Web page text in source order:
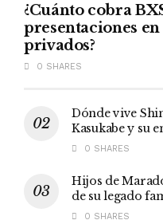
¿Cuánto cobra
presentaciones en
privados?
0 SHARES
Dónde vive
Kasukabe y su
0 SHARES
Hijos de
de su legado
0 SHARES